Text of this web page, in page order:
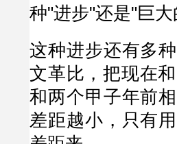
种"进步"还是"巨大
这种进步还有多
文革比，把现在
和两个甲子年前
差距越小，只有